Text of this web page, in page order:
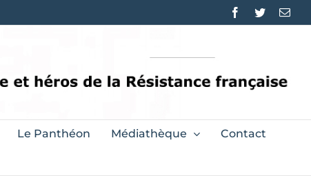
Facebook
Twitter
Le Panthéon Médiathèque Contact